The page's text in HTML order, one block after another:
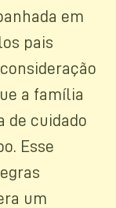
em
pais
a família
de cuidado
Esse
um